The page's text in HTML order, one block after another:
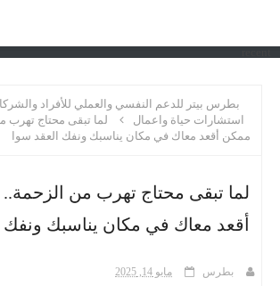
بطرس بيتر للدعم النفسي والعملي للأفراد
استشارات حياة واعمال
لما تبقى محتاج تهرب
ممكن أقعد معاك في مكان يناسبك ونفك العقد سوا
لما تبقى محتاج تهرب من الزحمة..
أقعد معاك في مكان يناسبك ونفك
بطرس مايو 14, 2025